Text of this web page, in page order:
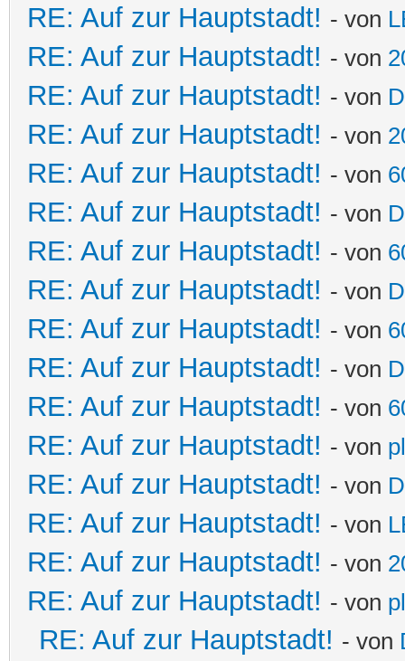
RE: Auf zur Hauptstadt! - von
RE: Auf zur Hauptstadt! - von
RE: Auf zur Hauptstadt! - von
RE: Auf zur Hauptstadt! - von
RE: Auf zur Hauptstadt! - von
RE: Auf zur Hauptstadt! - von
RE: Auf zur Hauptstadt! - von
RE: Auf zur Hauptstadt! - von
RE: Auf zur Hauptstadt! - von
RE: Auf zur Hauptstadt! - von
RE: Auf zur Hauptstadt! - von
RE: Auf zur Hauptstadt! - von
RE: Auf zur Hauptstadt! - von
RE: Auf zur Hauptstadt! - von
RE: Auf zur Hauptstadt! - von
RE: Auf zur Hauptstadt! - von
RE: Auf zur Hauptstadt! - von